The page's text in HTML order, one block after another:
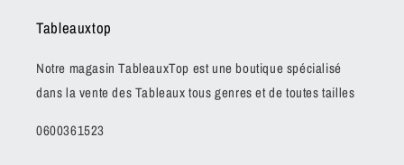
Tableauxtop
Notre magasin TableauxTop est une boutique spécialisé
dans la vente des Tableaux tous genres et de toutes tailles
0600361523